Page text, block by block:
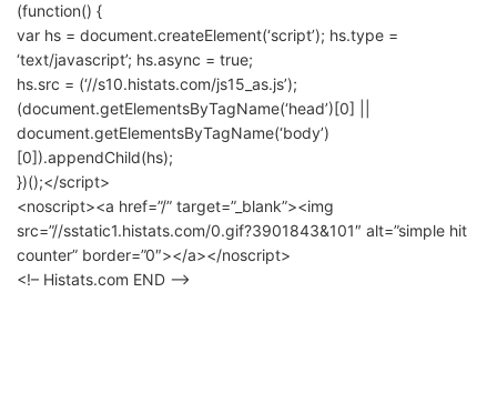
(function() {
var hs = document.createElement(‘script’); hs.type =
‘text/javascript’; hs.async = true;
hs.src = (‘//s10.histats.com/js15_as.js’);
(document.getElementsByTagName(‘head’)[0] ||
document.getElementsByTagName(‘body’)
[0]).appendChild(hs);
})();</script>
<noscript><a href=”/” target=”_blank”><img
src=”//sstatic1.histats.com/0.gif?3901843&101″ alt=”simple hit
counter” border=”0″></a></noscript>
<!– Histats.com END –>